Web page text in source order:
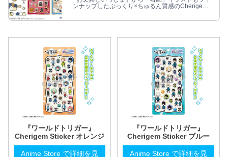
ンナップしたぷっくり×ちゅるん質感のCherigem
『ワールドトリガー』
Cherigem Sticker オレンジ
Anime Store で詳細を見
『ワールドトリガー』
Cherigem Sticker ブルー
Anime Store で詳細を見